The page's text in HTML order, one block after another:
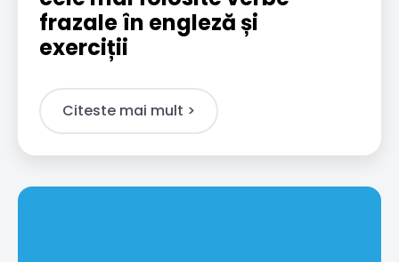
frazale în engleză și
exerciții
Citeste mai mult >​